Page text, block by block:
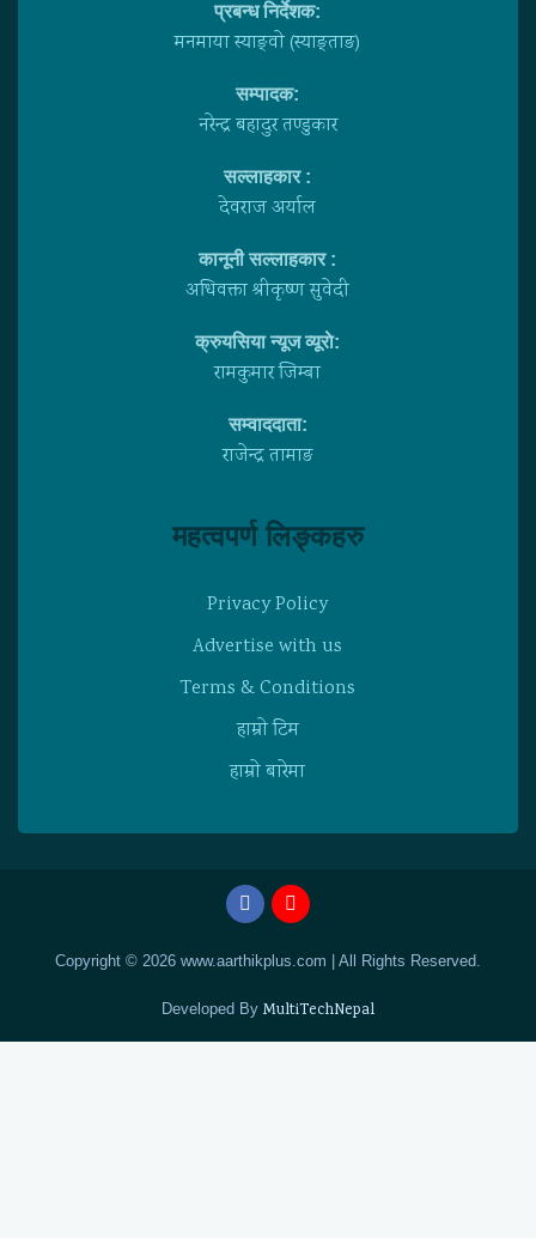
प्रबन्ध निर्देशक:
मनमाया स्याङ्वाे (स्याङ्ताङ)
सम्पादक:
नरेन्द्र बहादुर तण्डुकार
सल्लाहकार :
देवराज अर्याल
कानूनी सल्लाहकार :
अधिवक्ता श्रीकृष्ण सुवेदी
क्रुयसिया न्यूज व्यूराे:
रामकुमार जिम्बा
सम्वाददाता:
राजेन्द्र तामाङ
महत्वपर्ण लिङ्कहरु
Privacy Policy
Advertise with us
Terms & Conditions
हाम्राे टिम
हाम्राे बारेमा
Copyright © 2026 www.aarthikplus.com | All Rights Reserved.
Developed By MultiTechNepal